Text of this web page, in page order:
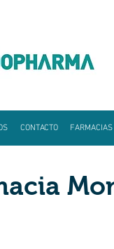
CONTACTO FARMACIAS